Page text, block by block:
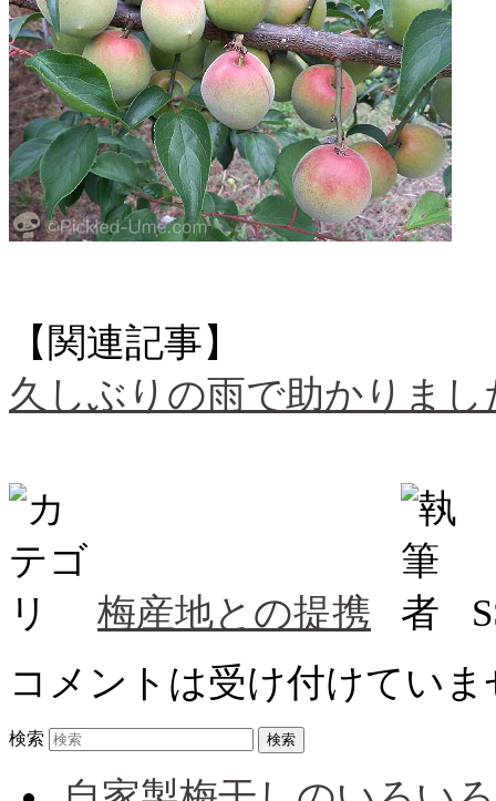
【関連記事】
久しぶりの雨で助かりまし
梅産地との提携
コメントは受け付けてい
検索